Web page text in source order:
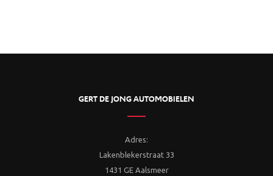
GERT DE JONG AUTOMOBIELEN
Adres:
Lakenblekerstraat 33
1431 GE Aalsmeer